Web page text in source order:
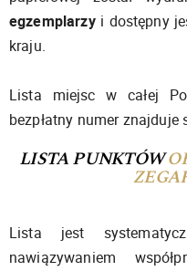
egzemplarzyi dostępny
kraju.
Lista miejsc w całej
bezpłatny numer znajduje
LISTA PUNKTÓW
Lista jest
nawiązywaniem